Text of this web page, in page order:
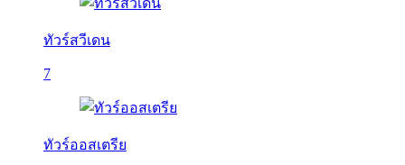
ทัวร์สวีเดน
7
ทัวร์ออสเตรีย